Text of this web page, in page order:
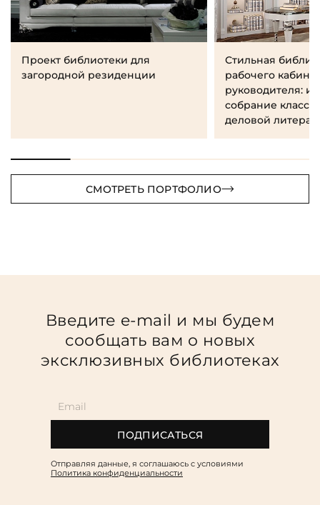
Проект библиотеки для
загородной резиденции
Стильная
рабочего
руководителя:
собрание
деловой
СМОТРЕТЬ ПОРТФОЛИО
Введите e-mail и мы будем
сообщать вам о новых
эксклюзивных библиотеках
ПОДПИСАТЬСЯ
Отправляя данные, я соглашаюсь c условиями
Политика конфиденциальности